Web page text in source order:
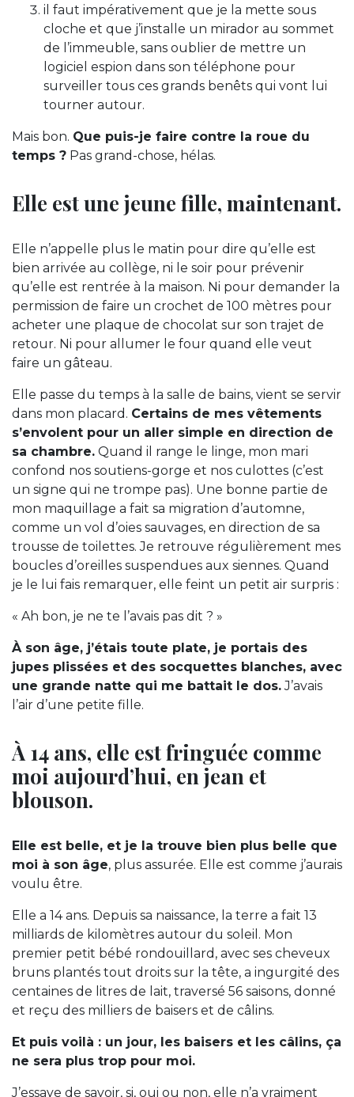
il faut impérativement que je la mette sous
cloche et que j’installe un mirador au sommet
de l’immeuble, sans oublier de mettre un
logiciel espion dans son téléphone pour
surveiller tous ces grands benêts qui vont lui
tourner autour.
Mais bon. Que puis-je faire contre la roue du
temps ? Pas grand-chose, hélas.
Elle est une jeune fille, maintenant.
Elle n’appelle plus le matin pour dire qu’elle est
bien arrivée au collège, ni le soir pour prévenir
qu’elle est rentrée à la maison. Ni pour demander la
permission de faire un crochet de 100 mètres pour
acheter une plaque de chocolat sur son trajet de
retour. Ni pour allumer le four quand elle veut
faire un gâteau.
Elle passe du temps à la salle de bains, vient se servir
dans mon placard. Certains de mes vêtements
s’envolent pour un aller simple en direction de
sa chambre. Quand il range le linge, mon mari
confond nos soutiens-gorge et nos culottes (c’est
un signe qui ne trompe pas). Une bonne partie de
mon maquillage a fait sa migration d’automne,
comme un vol d’oies sauvages, en direction de sa
trousse de toilettes. Je retrouve régulièrement mes
boucles d’oreilles suspendues aux siennes. Quand
je le lui fais remarquer, elle feint un petit air surpris :
« Ah bon, je ne te l’avais pas dit ? »
À son âge, j’étais toute plate, je portais des
jupes plissées et des socquettes blanches, avec
une grande natte qui me battait le dos.J’avais
l’air d’une petite fille.
À 14 ans, elle est fringuée comme
moi aujourd’hui, en jean et
blouson.
Elle est belle, et je la trouve bien plus belle que
moi à son âge, plus assurée. Elle est comme j’aurais
voulu être.
Elle a 14 ans. Depuis sa naissance, la terre a fait 13
milliards de kilomètres autour du soleil. Mon
premier petit bébé rondouillard, avec ses cheveux
bruns plantés tout droits sur la tête, a ingurgité des
centaines de litres de lait, traversé 56 saisons, donné
et reçu des milliers de baisers et de câlins.
Et puis voilà : un jour, les baisers et les câlins, ça
ne sera plus trop pour moi.
J’essaye de savoir, si, oui ou non, elle n’a vraiment